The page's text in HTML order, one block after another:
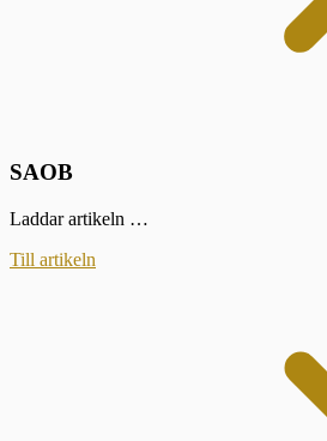
SAOB
Laddar artikeln …
Till artikeln